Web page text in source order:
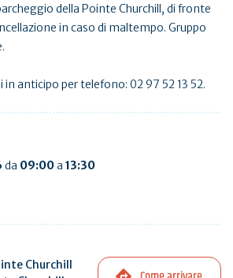
della Pointe Churchill, di fronte
in caso di maltempo. Gruppo
in anticipo per telefono: 02 97 52 13 52.
da 09:00a 13:30
Churchill